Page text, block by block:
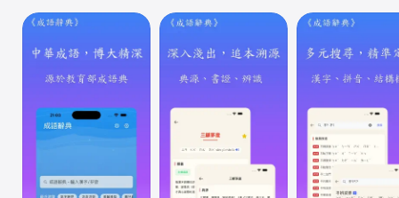
Vision
Watch